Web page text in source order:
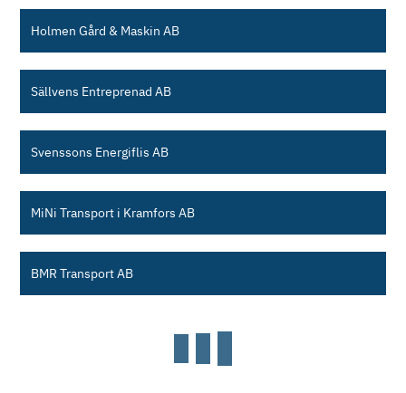
Holmen Gård & Maskin AB
Sällvens Entreprenad AB
Svenssons Energiflis AB
MiNi Transport i Kramfors AB
BMR Transport AB